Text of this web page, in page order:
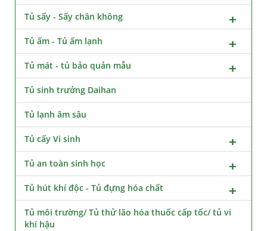
Tủ sấy - Sấy chân không
Tủ ấm - Tủ ấm lạnh
Tủ mát - tủ bảo quản mẫu
Tủ sinh trưởng Daihan
Tủ lạnh âm sâu
Tủ cấy Vi sinh
Tủ an toàn sinh học
Tủ hút khí độc - Tủ đựng hóa chất
Tủ môi trường/ Tủ thử lão hóa thuốc cấp tốc/ tủ vi
khí hậu